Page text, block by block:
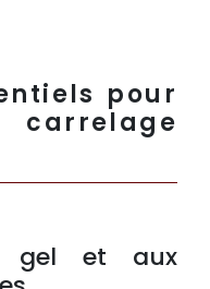
pour
gel et aux